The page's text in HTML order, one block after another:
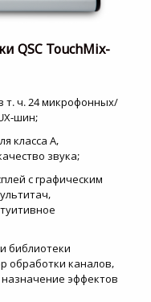
QSC TouchMix-
т. ч. 24 микрофонных/
шин;
класса A,
звука;
с графическим
библиотеки
обработки каналов,
назначение эффектов